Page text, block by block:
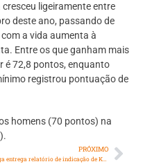
ligeiramente entre
deste ano, passando de
a vida aumenta à
Entre os que ganham mais
é 72,8 pontos, enquanto
registrou pontuação de
homens (70 pontos) na
PRÓXIMO
Braga entrega relatório de indicação de Kassio Nunes Marques ao STF